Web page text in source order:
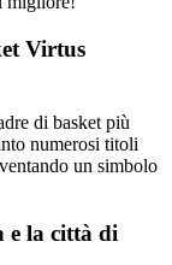
Virtus
di basket più
numerosi titoli
un simbolo
e la città di